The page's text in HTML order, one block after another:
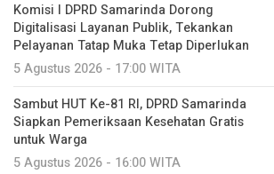
Komisi I DPRD Samarinda Dorong
Digitalisasi Layanan Publik, Tekankan
Pelayanan Tatap Muka Tetap Diperlukan
5 Agustus 2026 - 17:00 WITA
Sambut HUT Ke-81 RI, DPRD Samarinda
Siapkan Pemeriksaan Kesehatan Gratis
untuk Warga
5 Agustus 2026 - 16:00 WITA